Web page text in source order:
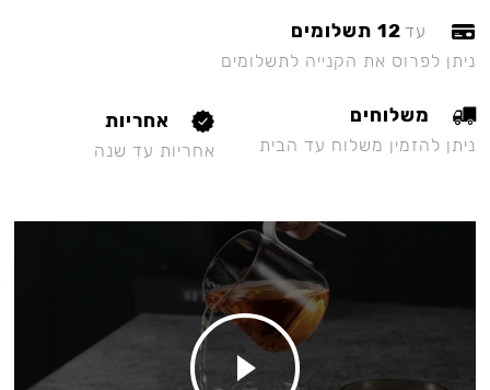
עד 12 תשלומים
ניתן לפרוס את הקנייה לתשלומים
משלוחים
ניתן להזמין משלוח עד הבית
אחריות
אחריות עד שנה